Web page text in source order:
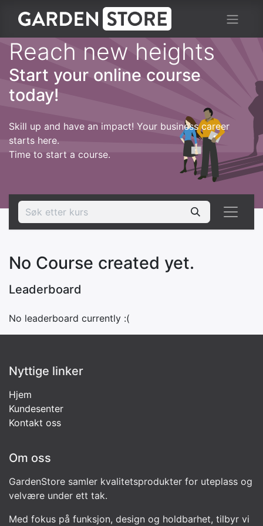
Reach new heights
Start your online course
today!
Skill up and have an impact! Your business career
starts here.
Time to start a course.
Leaderboard
No leaderboard currently :(
No Course created yet.
Nyttige linker
Hjem
Kundesenter
Kontakt oss
Om oss
GardenStore samler kvalitetsprodukter for uteplass og
velvære under ett tak.
Med fokus på funksjon, design og holdbarhet, tilbyr vi